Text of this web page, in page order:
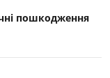
пошкодження